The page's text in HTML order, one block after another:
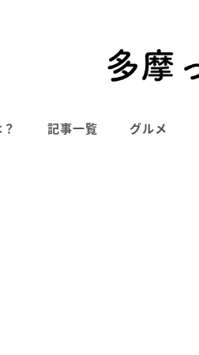
記事一覧 グルメ